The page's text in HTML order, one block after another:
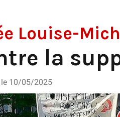
Louise-
la
le 10/05/2025